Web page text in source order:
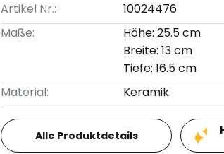
Artikel Nr.:
10024476
Maße:
Höhe: 25.5 cm
Breite: 13 cm
Tiefe: 16.5 cm
Material:
Keramik
Alle Produktdetails